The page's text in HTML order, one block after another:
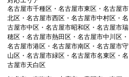
名古屋市千種区・名古屋市東区・名古屋市
北区・名古屋市西区・名古屋市中村区・名
古屋市中区・名古屋市昭和区・名古屋市瑞
穂区・名古屋市熱田区・名古屋市中川区・
名古屋市港区・名古屋市南区・名古屋市守
山区・名古屋市緑区・名古屋市名東区・名
古屋市天白区